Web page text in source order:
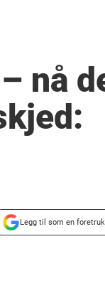
nå
Legg til som en